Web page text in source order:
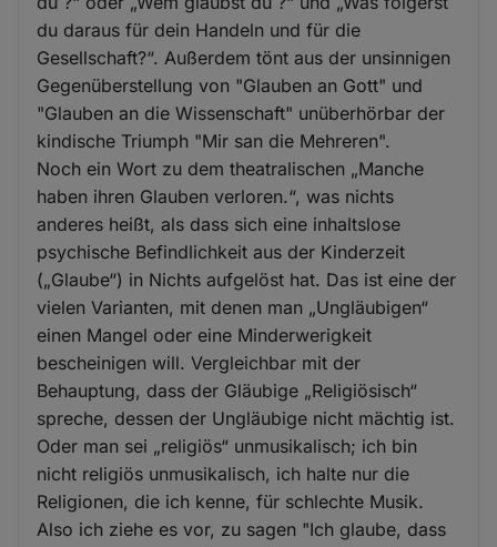
du daraus für dein Handeln und für die
Gesellschaft?“. Außerdem tönt aus der unsinnigen
Gegenüberstellung von "Glauben an Gott" und
"Glauben an die Wissenschaft" unüberhörbar der
kindische Triumph "Mir san die Mehreren".
Noch ein Wort zu dem theatralischen „Manche
haben ihren Glauben verloren.“, was nichts
anderes heißt, als dass sich eine inhaltslose
psychische Befindlichkeit aus der Kinderzeit
(„Glaube“) in Nichts aufgelöst hat. Das ist eine der
vielen Varianten, mit denen man „Ungläubigen“
einen Mangel oder eine Minderwerigkeit
bescheinigen will. Vergleichbar mit der
Behauptung, dass der Gläubige „Religiösisch“
spreche, dessen der Ungläubige nicht mächtig ist.
Oder man sei „religiös“ unmusikalisch; ich bin
nicht religiös unmusikalisch, ich halte nur die
Religionen, die ich kenne, für schlechte Musik.
Also ich ziehe es vor, zu sagen "Ich glaube, dass